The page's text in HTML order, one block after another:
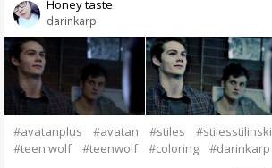
darinkarp
Honey taste
#avatanplus #avatan #stiles
#stilesstilinski
#teen wolf
#teenwolf #coloring #darinkarp